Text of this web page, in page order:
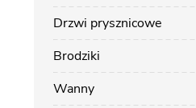
Drzwi prysznicowe
Brodziki
Wanny